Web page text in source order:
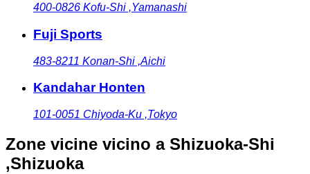
400-0826 Kofu-Shi ,Yamanashi
Fuji Sports
483-8211 Konan-Shi ,Aichi
Kandahar Honten
101-0051 Chiyoda-Ku ,Tokyo
Zone vicine vicino a Shizuoka-Shi
,Shizuoka